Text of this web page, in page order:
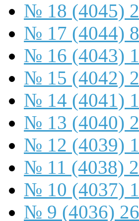
№ 18 (4045)
№ 17 (4044)
№ 16 (4043)
№ 15 (4042)
№ 14 (4041)
№ 13 (4040)
№ 12 (4039)
№ 11 (4038)
№ 10 (4037)
№ 9 (4036)